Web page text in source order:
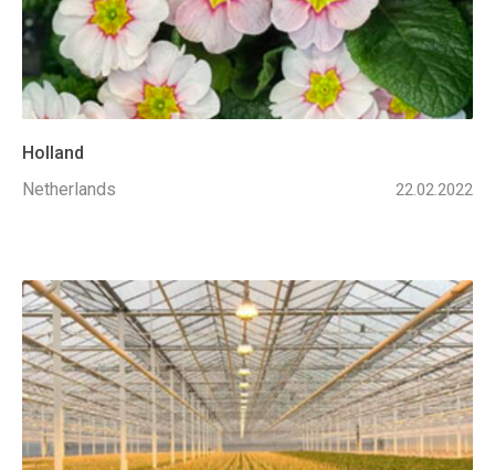
Holland
Netherlands
22.02.2022